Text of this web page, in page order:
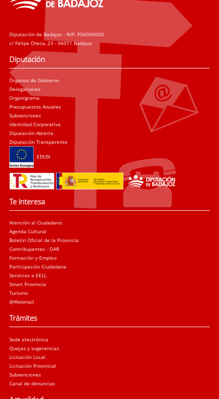
Diputación de Badajoz - NIF: P0600000D
c/ Felipe Checa, 23 - 06071 Badajoz
Diputación
Órganos de Gobierno
Delegaciones
Organigrama
Presupuestos Anuales
Subvenciones
Identidad Corporativa
Diputación Abierta
Diputación Transparente
EDUSI
Te interesa
Atención al Ciudadano
Agenda Cultural
Boletín Oficial de la Provincia
Contribuyentes - OAR
Formación y Empleo
Participación Ciudadana
Servicios a EELL
Smart Provincia
Turismo
@Webmail
Trámites
Sede electrónica
Quejas y sugerencias
Licitación Local
Licitación Provincial
Subvenciones
Canal de denuncias